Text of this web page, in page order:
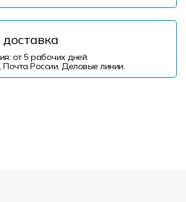
от 5 рабочих дней.
России, Деловые линии.